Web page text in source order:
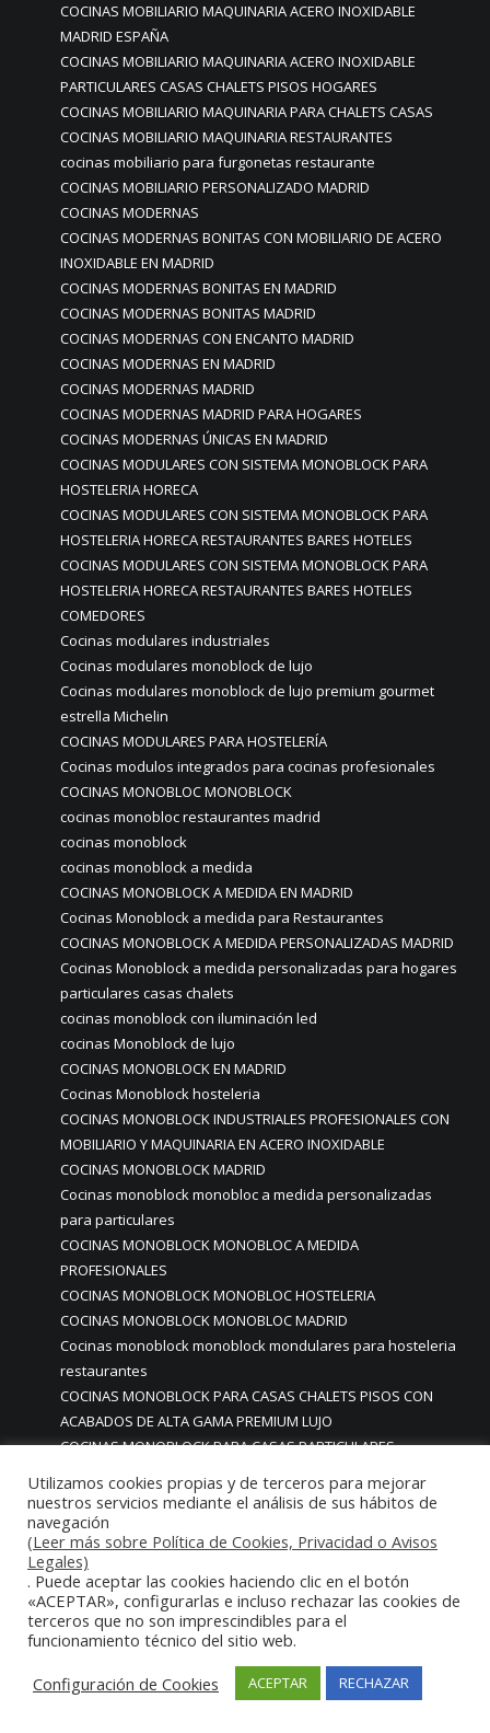
COCINAS MOBILIARIO MAQUINARIA ACERO INOXIDABLE
MADRID ESPAÑA
COCINAS MOBILIARIO MAQUINARIA ACERO INOXIDABLE
PARTICULARES CASAS CHALETS PISOS HOGARES
COCINAS MOBILIARIO MAQUINARIA PARA CHALETS CASAS
COCINAS MOBILIARIO MAQUINARIA RESTAURANTES
cocinas mobiliario para furgonetas restaurante
COCINAS MOBILIARIO PERSONALIZADO MADRID
COCINAS MODERNAS
COCINAS MODERNAS BONITAS CON MOBILIARIO DE ACERO
INOXIDABLE EN MADRID
COCINAS MODERNAS BONITAS EN MADRID
COCINAS MODERNAS BONITAS MADRID
COCINAS MODERNAS CON ENCANTO MADRID
COCINAS MODERNAS EN MADRID
COCINAS MODERNAS MADRID
COCINAS MODERNAS MADRID PARA HOGARES
COCINAS MODERNAS ÚNICAS EN MADRID
COCINAS MODULARES CON SISTEMA MONOBLOCK PARA
HOSTELERIA HORECA
COCINAS MODULARES CON SISTEMA MONOBLOCK PARA
HOSTELERIA HORECA RESTAURANTES BARES HOTELES
COCINAS MODULARES CON SISTEMA MONOBLOCK PARA
HOSTELERIA HORECA RESTAURANTES BARES HOTELES
COMEDORES
Cocinas modulares industriales
Cocinas modulares monoblock de lujo
Cocinas modulares monoblock de lujo premium gourmet
estrella Michelin
COCINAS MODULARES PARA HOSTELERÍA
Cocinas modulos integrados para cocinas profesionales
COCINAS MONOBLOC MONOBLOCK
cocinas monobloc restaurantes madrid
cocinas monoblock
cocinas monoblock a medida
COCINAS MONOBLOCK A MEDIDA EN MADRID
Cocinas Monoblock a medida para Restaurantes
COCINAS MONOBLOCK A MEDIDA PERSONALIZADAS MADRID
Cocinas Monoblock a medida personalizadas para hogares
particulares casas chalets
cocinas monoblock con iluminación led
cocinas Monoblock de lujo
COCINAS MONOBLOCK EN MADRID
Cocinas Monoblock hosteleria
COCINAS MONOBLOCK INDUSTRIALES PROFESIONALES CON
MOBILIARIO Y MAQUINARIA EN ACERO INOXIDABLE
COCINAS MONOBLOCK MADRID
Cocinas monoblock monobloc a medida personalizadas
para particulares
COCINAS MONOBLOCK MONOBLOC A MEDIDA
PROFESIONALES
COCINAS MONOBLOCK MONOBLOC HOSTELERIA
COCINAS MONOBLOCK MONOBLOC MADRID
Cocinas monoblock monoblock mondulares para hosteleria
restaurantes
COCINAS MONOBLOCK PARA CASAS CHALETS PISOS CON
ACABADOS DE ALTA GAMA PREMIUM LUJO
COCINAS MONOBLOCK PARA CASAS PARTICULARES
PARTICULARES MADRID
COCINAS MONOBLOCK PARA HOSTELERIA
COCINAS MONOBLOCK PARA HOTELES
Cocinas monoblock personalizadas a medida
COCINAS MONOBLOCK PROFESIONALES A MEDIDA
PERSONALIZADAS MADRID
COCINAS MONOBLOCK Y BARRAS A MEDIDA RESTAURANTES
MADRIDD
Cocinas para chef amateur
Utilizamos cookies propias y de terceros para mejorar
nuestros servicios mediante el análisis de sus hábitos de
navegación
(Leer más sobre Política de Cookies, Privacidad o Avisos
Legales)
. Puede aceptar las cookies haciendo clic en el botón
«ACEPTAR», configurarlas e incluso rechazar las cookies de
terceros que no son imprescindibles para el
funcionamiento técnico del sitio web.
Configuración de Cookies
ACEPTAR RECHAZAR